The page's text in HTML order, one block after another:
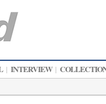
| INTERVIEW |